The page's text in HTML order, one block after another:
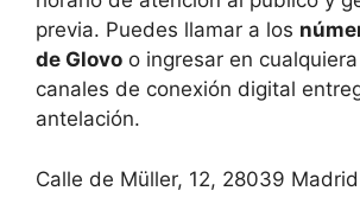
previa. Puedes llamar a los
de Glovo o ingresar en
canales de conexión digital
antelación.
Calle de Müller, 12, 28039 Madrid